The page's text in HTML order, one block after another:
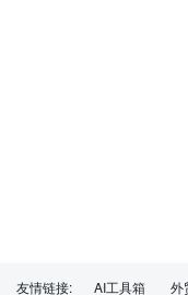
标，提出到
升，粮食综合
持续夯实；农
业增加值达到
日，欧盟2025/
1837万吨。截
260万吨，去
1、A股震荡攀
指涨1.63%，
交额2.81万亿
涨2.52%报
友情链接: AI工具箱 外